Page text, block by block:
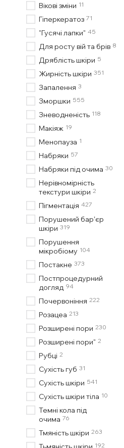
Вікові зміни 11
Гіперкератоз 71
"Гусячі лапки" 45
Для росту вій та брів 8
Дряблість шкіри 5
Жирність шкіри 351
Запалення 3
Зморшки 555
Зневодненість 118
Макіяж 19
Менопауза 1
Набряки 57
Набряки під очима 30
Нерівномірність
текстури шкіри 2
Пігментація 427
Порушений барʼєр
шкіри 319
Порушення
мікробіому 104
Постакне 373
Постпроцедурний
догляд 94
Почервоніння 222
Розацеа 213
Розширені пори 230
Розширені пори" 2
Рубці 2
Сухість губ 31
Сухість шкіри 541
Сухість шкіри тіла 10
Темні кола під
очима 76
Тмяність шкіри 263
192